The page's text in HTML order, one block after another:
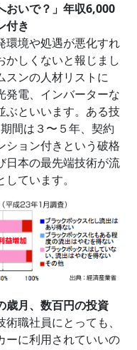
おいで？」年収6,000
付き
環境や処遇が悪化すれ
かしくないと報じまし
スンの人材リストに
発電、インバーターな
ぶといいます。ある技
間は３〜５年、契約
ション付きという破格
日本の最先端技術が流
ています。
歳月、数百円の投資
職社員にとっても、
ーに利用されていいの